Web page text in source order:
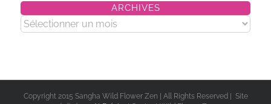
ARCHIVES
Archives
Copyright 2015 Sangha Wild Flower Zen | All Rights Reserved | Site